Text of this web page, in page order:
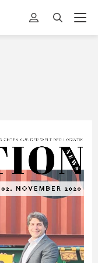
A US DER WELT DER LOGISTIK
N E
W S
02. NOVEMBER 2020